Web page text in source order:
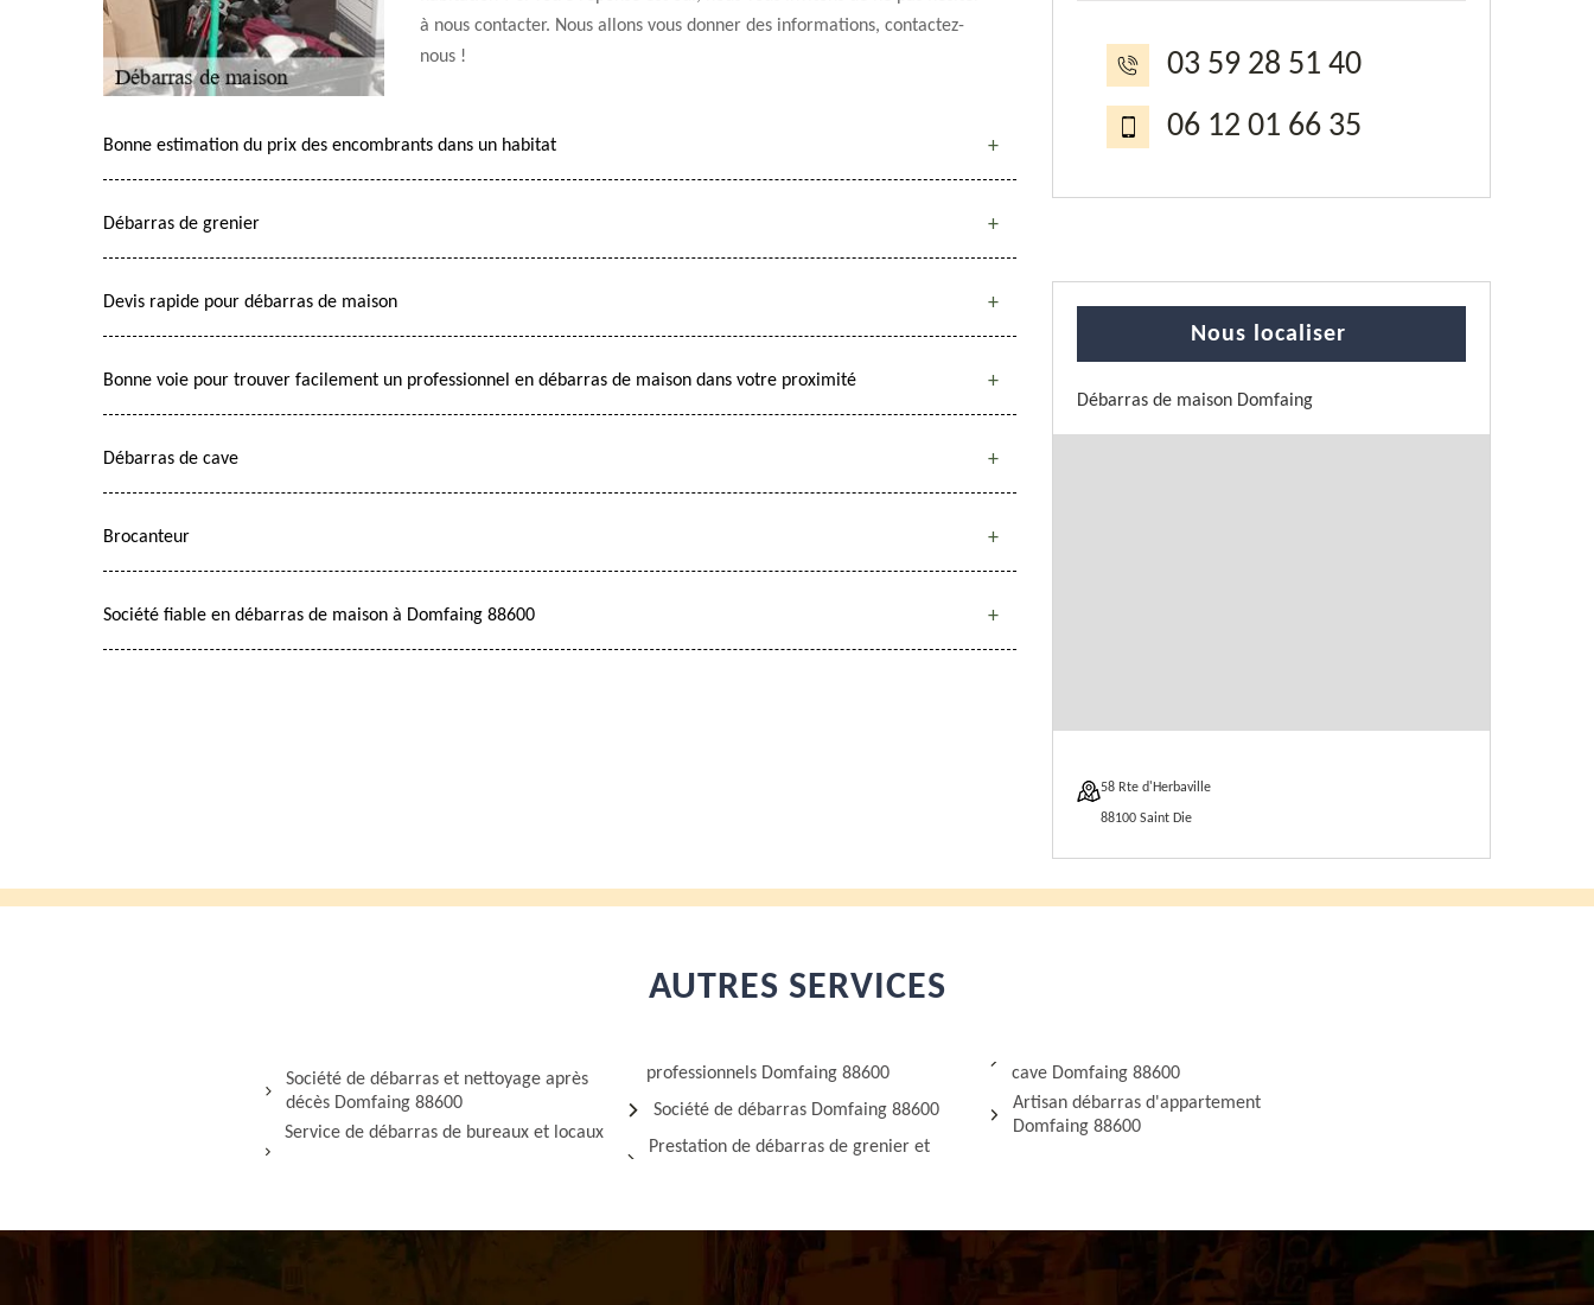
à nous contacter. Nous allons vous donner des informations, contactez-
nous !
Bonne estimation du prix des encombrants dans un habitat
Débarras de grenier
Devis rapide pour débarras de maison
Bonne voie pour trouver facilement un professionnel en débarras de maison dans votre proximité
Débarras de cave
Brocanteur
Société fiable en débarras de maison à Domfaing 88600
03 59 28 51 40
06 12 01 66 35
Nous localiser
Débarras de maison Domfaing
58 Rte d'Herbaville
88100 Saint Die
AUTRES SERVICES
Société de débarras et nettoyage après
décès Domfaing 88600
Service de débarras de bureaux et locaux
professionnels Domfaing 88600
Société de débarras Domfaing 88600
Prestation de débarras de grenier et
cave Domfaing 88600
Artisan débarras d'appartement
Domfaing 88600